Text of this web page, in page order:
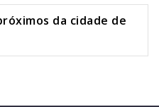
da cidade de